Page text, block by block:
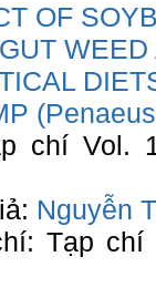
OF
chí Vol.
Nguyễn
Tạp chí